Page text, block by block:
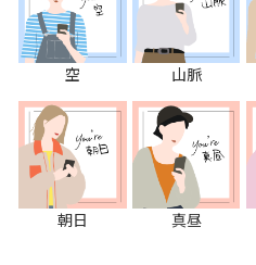
空 山脈
朝日 真昼